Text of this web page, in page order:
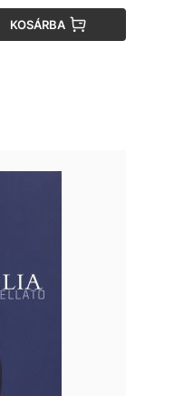
KOSÁRBA